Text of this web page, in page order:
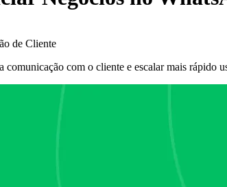
de Cliente
comunicação com o cliente e escalar mais